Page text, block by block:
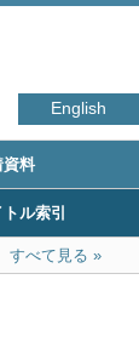
English
資料
ル索引
すべて見る